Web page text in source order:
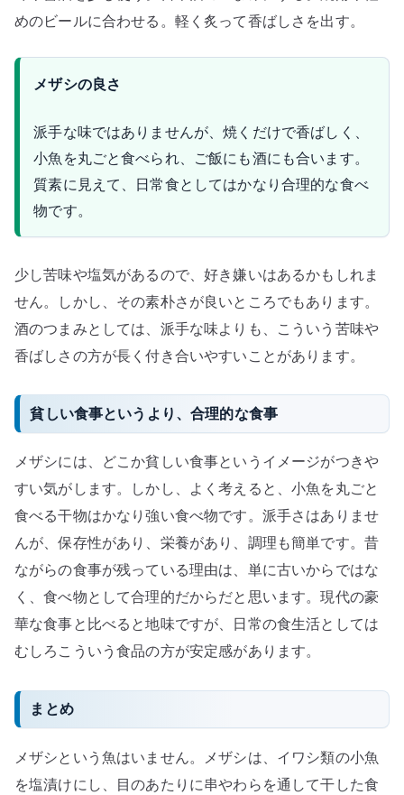
めのビールに合わせる。軽く炙って香ばしさを出す。
メザシの良さ
派手な味ではありませんが、焼くだけで香ばしく、
小魚を丸ごと食べられ、ご飯にも酒にも合います。
質素に見えて、日常食としてはかなり合理的な食べ
物です。
少し苦味や塩気があるので、好き嫌いはあるかもしれま
せん。しかし、その素朴さが良いところでもあります。
酒のつまみとしては、派手な味よりも、こういう苦味や
香ばしさの方が長く付き合いやすいことがあります。
貧しい食事というより、合理的な食事
メザシには、どこか貧しい食事というイメージがつきや
すい気がします。しかし、よく考えると、小魚を丸ごと
食べる干物はかなり強い食べ物です。派手さはありませ
んが、保存性があり、栄養があり、調理も簡単です。昔
ながらの食事が残っている理由は、単に古いからではな
く、食べ物として合理的だからだと思います。現代の豪
華な食事と比べると地味ですが、日常の食生活としては
むしろこういう食品の方が安定感があります。
まとめ
メザシという魚はいません。メザシは、イワシ類の小魚
を塩漬けにし、目のあたりに串やわらを通して干した食